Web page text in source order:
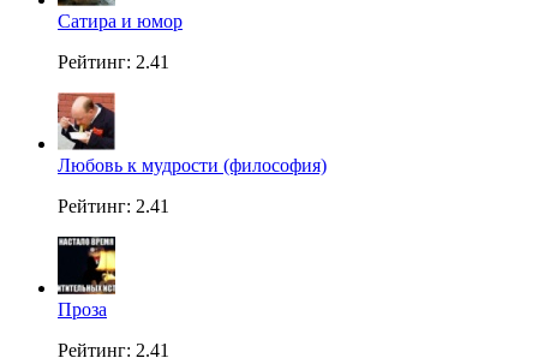
Сатира и юмор
Рейтинг: 2.41
Любовь к мудрости (философия)
Рейтинг: 2.41
Проза
Рейтинг: 2.41